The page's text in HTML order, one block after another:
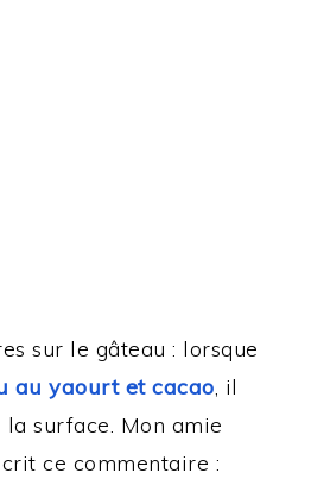
sur le gâteau : lorsque
au yaourt et cacao, il
surface. Mon amie
ce commentaire :